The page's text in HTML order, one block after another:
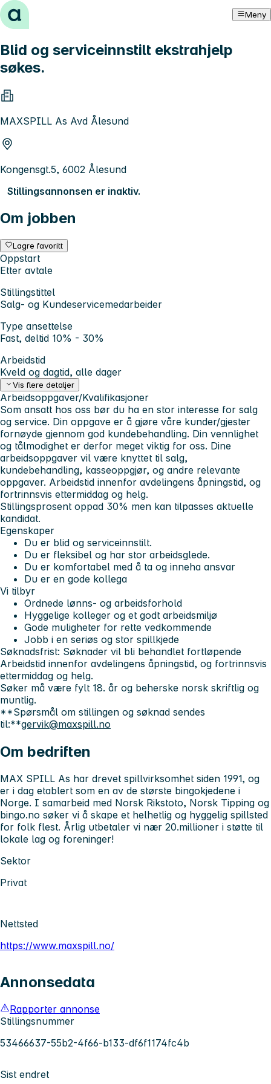
Hopp til innhold Meny
Blid og serviceinnstilt ekstrahjelp
søkes.
MAXSPILL As Avd Ålesund
Kongensgt.5, 6002 Ålesund
Stillingsannonsen er inaktiv.
Om jobben
Lagre favoritt
Oppstart
Etter avtale
Stillingstittel
Salg- og Kundeservicemedarbeider
Type ansettelse
Fast, deltid 10% - 30%
Arbeidstid
Kveld og dagtid, alle dager
Vis flere detaljer
Arbeidsoppgaver/Kvalifikasjoner
Som ansatt hos oss bør du ha en stor interesse for salg
og service. Din oppgave er å gjøre våre kunder/gjester
fornøyde gjennom god kundebehandling. Din vennlighet
og tålmodighet er derfor meget viktig for oss. Dine
arbeidsoppgaver vil være knyttet til salg,
kundebehandling, kasseoppgjør, og andre relevante
oppgaver. Arbeidstid innenfor avdelingens åpningstid, og
fortrinnsvis ettermiddag og helg.
Stillingsprosent oppad 30% men kan tilpasses aktuelle
kandidat.
Egenskaper
Du er blid og serviceinnstilt.
Du er fleksibel og har stor arbeidsglede.
Du er komfortabel med å ta og inneha ansvar
Du er en gode kollega
Vi tilbyr
Ordnede lønns- og arbeidsforhold
Hyggelige kolleger og et godt arbeidsmiljø
Gode muligheter for rette vedkommende
Jobb i en seriøs og stor spillkjede
Søknadsfrist: Søknader vil bli behandlet fortløpende
Arbeidstid innenfor avdelingens åpningstid, og fortrinnsvis
ettermiddag og helg.
Søker må være fylt 18. år og beherske norsk skriftlig og
muntlig.
**Spørsmål om stillingen og søknad sendes
til:**gervik@maxspill.no
Om bedriften
MAX SPILL As har drevet spillvirksomhet siden 1991, og
er i dag etablert som en av de største bingokjedene i
Norge. I samarbeid med Norsk Rikstoto, Norsk Tipping og
bingo.no søker vi å skape et helhetlig og hyggelig spillsted
for folk flest. Årlig utbetaler vi nær 20.millioner i støtte til
lokale lag og foreninger!
Sektor
Privat
Nettsted
https://www.maxspill.no/
Annonsedata
Rapporter annonse
Stillingsnummer
53466637-55b2-4f66-b133-df6f1174fc4b
Sist endret